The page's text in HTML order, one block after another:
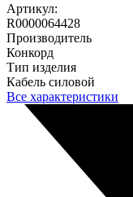
Артикул:
R0000064428
Производитель
Конкорд
Тип изделия
Кабель силовой
Все характеристики